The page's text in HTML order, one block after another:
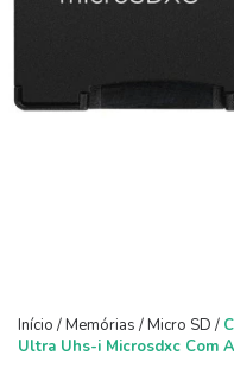
Início /Memórias /Micro SD /
Ultra Uhs-i Microsdxc Com